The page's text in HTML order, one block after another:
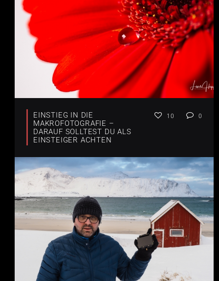
EINSTIEG IN DIE
MAKROFOTOGRAFIE –
DARAUF SOLLTEST DU ALS
EINSTEIGER ACHTEN
10 0